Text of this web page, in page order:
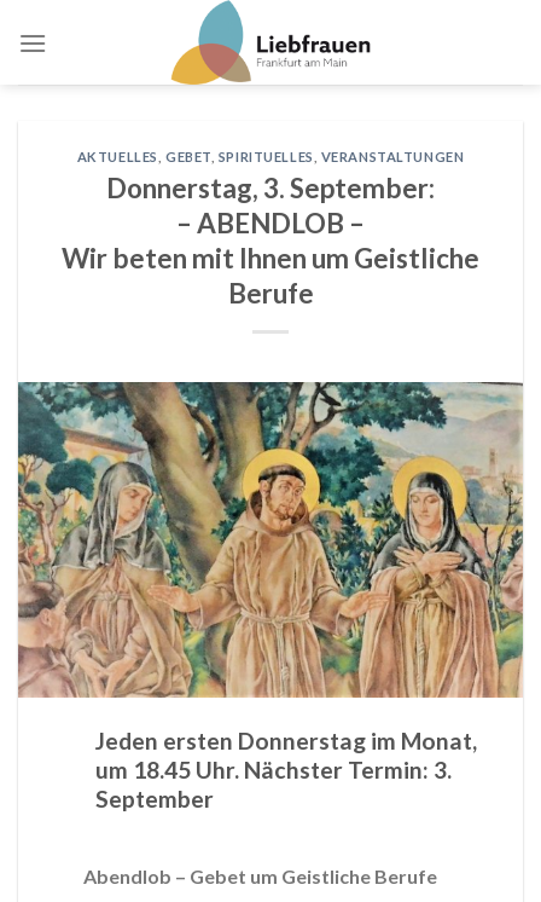
AKTUELLES GEBET SPIRITUELLES VERANSTALTUNGEN
Donnerstag, 3. September:
– ABENDLOB –
Wir beten mit Ihnen um Geistliche
Berufe
Jeden ersten Donnerstag im Monat,
um 18.45 Uhr. Nächster Termin: 3.
September
Abendlob – Gebet um Geistliche Berufe